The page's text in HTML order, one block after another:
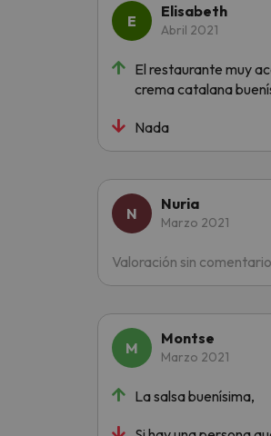
Elisabeth
Abril 2021
El restaurante muy
crema catalana
Nada
Nuria
Marzo 2021
Valoración sin
Montse
Marzo 2021
La salsa buenísima,